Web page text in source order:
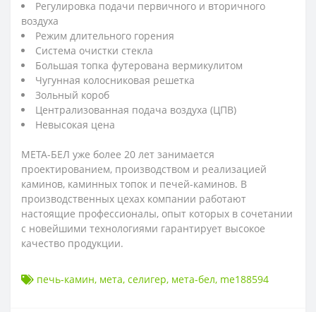
Регулировка подачи первичного и вторичного
воздуха
Режим длительного горения
Система очистки стекла
Большая топка футерована вермикулитом
Чугунная колосниковая решетка
Зольный короб
Централизованная подача воздуха (ЦПВ)
Невысокая цена
МЕТА-БЕЛ уже более 20 лет занимается
проектированием, производством и реализацией
каминов, каминных топок и печей-каминов. В
производственных цехах компании работают
настоящие профессионалы, опыт которых в сочетании
с новейшими технологиями гарантирует высокое
качество продукции.
печь-камин, мета, селигер, мета-бел, me188594